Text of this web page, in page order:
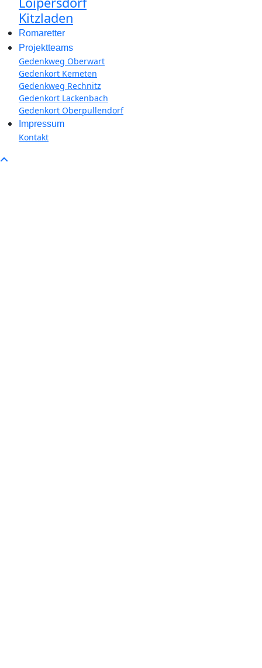
Kitzladen
Romaretter
Projektteams
Gedenkweg Oberwart
Gedenkort Kemeten
Gedenkweg Rechnitz
Gedenkort Lackenbach
Gedenkort Oberpullendorf
Impressum
Kontakt